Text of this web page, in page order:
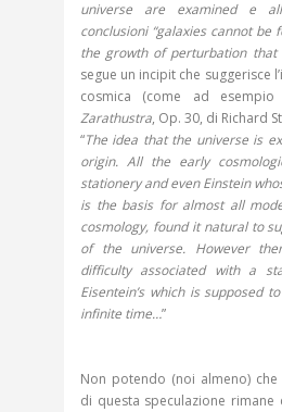
universe are examined e
conclusioni “galaxies cannot be
the growth of perturbation that
segue un incipit che suggerisce
cosmica (come ad
Zarathustra, Op. 30, di Richard
“The idea that the universe is
origin. All the early
stationery and even Einstein
is the basis for almost all
cosmology, found it natural to
of the universe. However
difficulty associated with a
Eisentein’s which is supposed
infinite time…”
Non potendo (noi almeno)
di questa speculazione